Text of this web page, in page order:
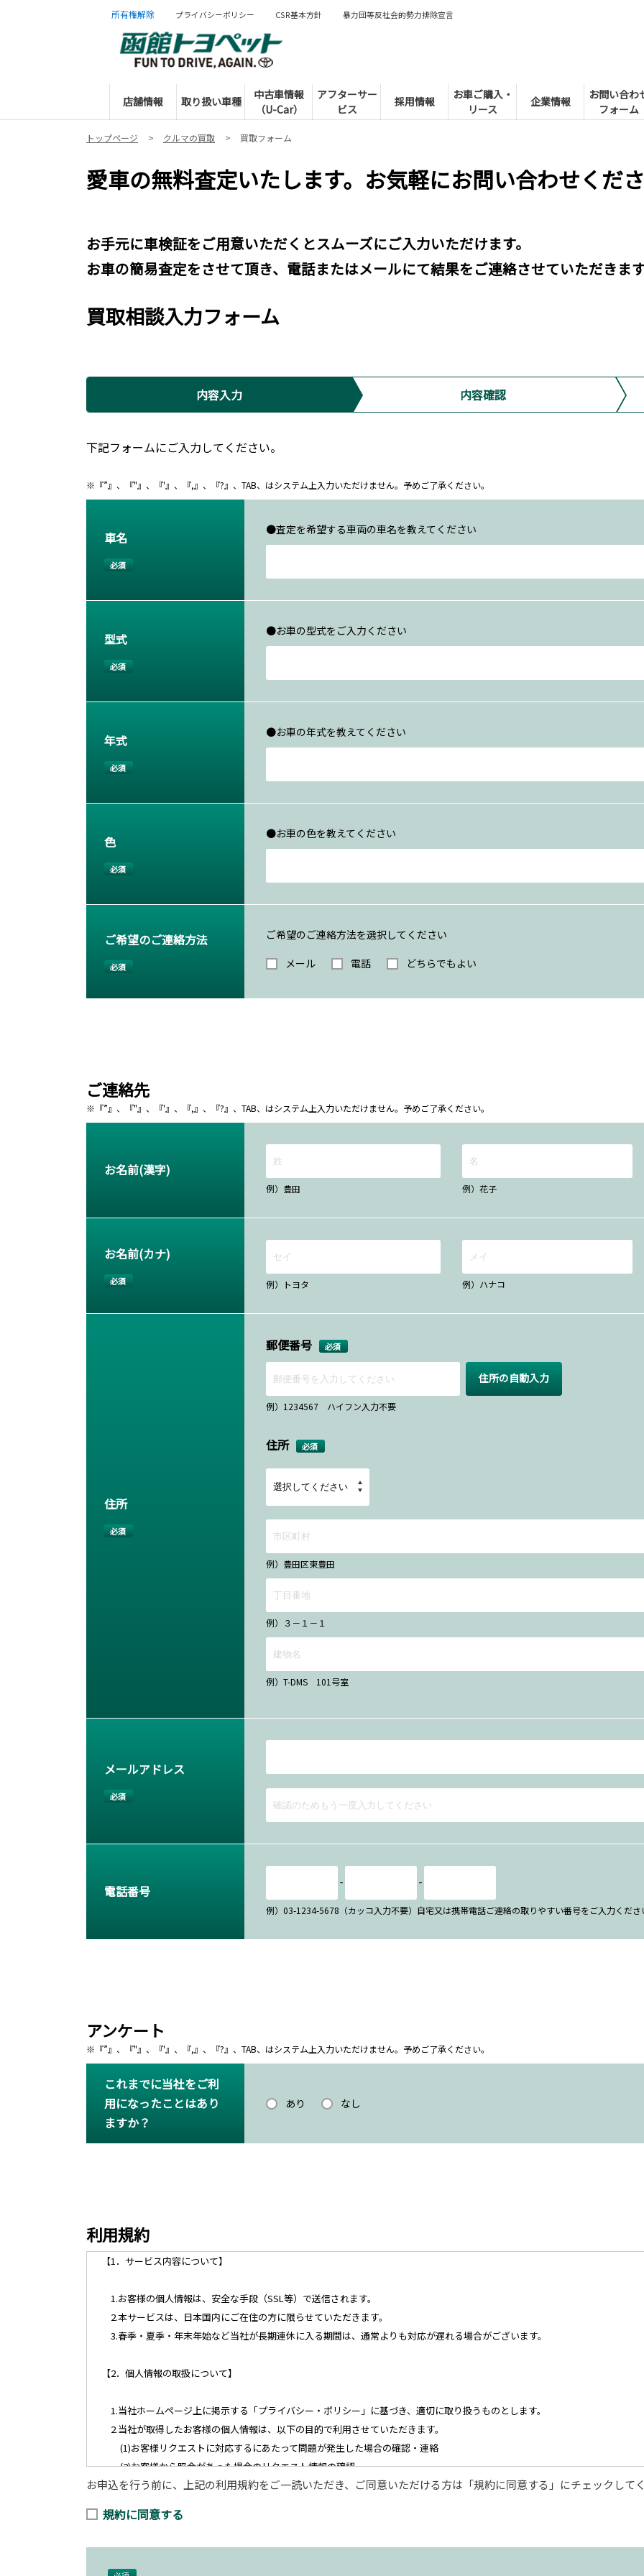
店舗情報 取り扱い車種
中古車情報
（U-Car）
アフターサー
ビス
採用情報
お車ご購入・
リース
企業情報
お問い合わ
フォーム
所有権解除 プライバシーポリシー CSR基本方針 暴力団等反社会的勢力排除宣言
トップページ クルマの買取 買取フォーム
愛車の無料査定いたします。お気軽にお問い合わせくだ
お手元に車検証をご用意いただくとスムーズにご入力いただけます。
お車の簡易査定をさせて頂き、電話またはメールにて結果をご連絡させていただきま
買取相談入力フォーム
内容入力 内容確認
下記フォームにご入力してください。
※『”』、『"』、『'』、『,』、『?』、TAB、はシステム上入力いただけません。予めご了承ください。
車名
必須
●査定を希望する車両の車名を教えてください
型式
必須
●お車の型式をご入力ください
年式
必須
●お車の年式を教えてください
色
必須
●お車の色を教えてください
ご希望のご連絡方法
必須
ご希望のご連絡方法を選択してください
メール
電話 どちらでもよい
ご連絡先
※『”』、『"』、『'』、『,』、『?』、TAB、はシステム上入力いただけません。予めご了承ください。
お名前(漢字)
例）豊田 例）花子
お名前(カナ)
必須 例）トヨタ 例）ハナコ
住所
必須
郵便番号 必須
住所の自動入力
例）1234567 ハイフン入力不要
住所 必須
例）豊田区東豊田
例）３－１－１
例）T-DMS 101号室
メールアドレス
必須
電話番号
- -
例）03-1234-5678（カッコ入力不要）自宅又は携帯電話ご連絡の取りやすい番号をご入力くださ
アンケート
※『”』、『"』、『'』、『,』、『?』、TAB、はシステム上入力いただけません。予めご了承ください。
これまでに当社をご利
用になったことはあり
ますか？
あり なし
利用規約
【1．サービス内容について】
1.お客様の個人情報は、安全な手段（SSL等）で送信されます。
2.本サービスは、日本国内にご在住の方に限らせていただきます。
3.春季・夏季・年末年始など当社が長期連休に入る期間は、通常よりも対応が遅れる場合がございます。
【2．個人情報の取扱について】
1.当社ホームページ上に掲示する「プライバシー・ポリシー」に基づき、適切に取り扱うものとします。
2.当社が取得したお客様の個人情報は、以下の目的で利用させていただきます。
(1)お客様リクエストに対応するにあたって問題が発生した場合の確認・連絡
(2)お客様から照会があった場合のリクエスト情報の確認
(3)お客様に不利益を与えないために行う、お客様に対する迅速なご連絡（電子メール、電話、郵送によるご連絡）
(5)商品の企画・開発あるいはお客様満足向上策などの検討のためのお客様アンケート調査の実施
お申込を行う前に、上記の利用規約をご一読いただき、ご同意いただける方は「規約に同意する」にチェックして
規約に同意する